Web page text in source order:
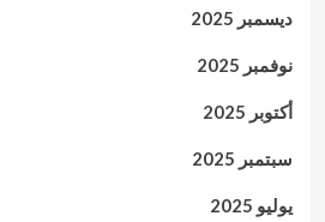
ديسمبر 2025
نوفمبر 2025
أكتوبر 2025
سبتمبر 2025
يوليو 2025